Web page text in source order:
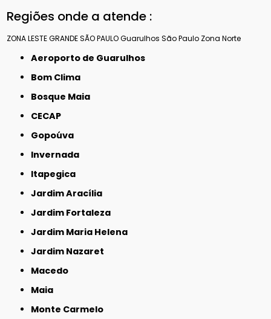
Regiões onde a atende :
ZONA LESTEGRANDE SÃO PAULOGuarulhos São Paulo Zona Norte
Aeroporto de Guarulhos
Bom Clima
Bosque Maia
CECAP
Gopoúva
Invernada
Itapegica
Jardim Aracília
Jardim Fortaleza
Jardim Maria Helena
Jardim Nazaret
Macedo
Maia
Monte Carmelo